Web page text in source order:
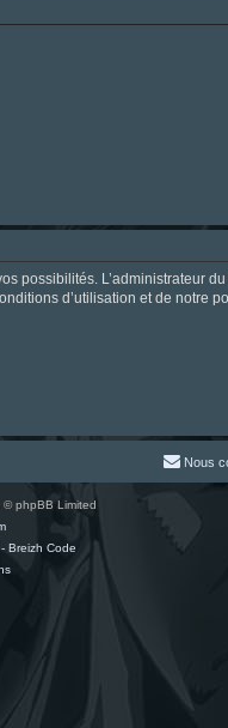
possibilités. L’administrateur
d’utilisation et de notre
Nous
© phpBB Limited
Breizh Code